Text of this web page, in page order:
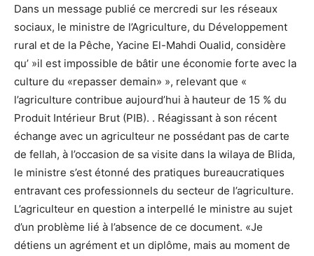
Dans un message publié ce mercredi sur les réseaux
sociaux, le ministre de l’Agriculture, du Développement
rural et de la Pêche, Yacine El-Mahdi Oualid, considère
qu’ »il est impossible de bâtir une économie forte avec la
culture du «repasser demain» », relevant que «
l’agriculture contribue aujourd’hui à hauteur de 15 % du
Produit Intérieur Brut (PIB). . Réagissant à son récent
échange avec un agriculteur ne possédant pas de carte
de fellah, à l’occasion de sa visite dans la wilaya de Blida,
le ministre s’est étonné des pratiques bureaucratiques
entravant ces professionnels du secteur de l’agriculture.
L’agriculteur en question a interpellé le ministre au sujet
d’un problème lié à l’absence de ce document. «Je
détiens un agrément et un diplôme, mais au moment de